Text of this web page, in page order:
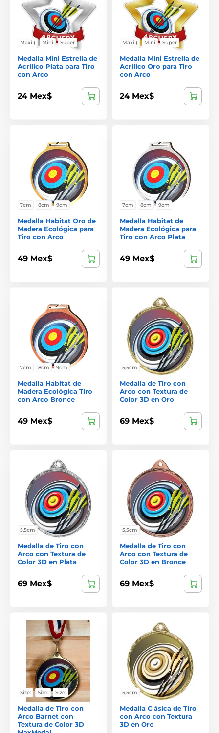
Maxi ( Mini Super
Medalla Mini Estrella de
Acrílico Plata para Tiro
con Arco
24 Mex$
Maxi ( Mini Super
Medalla Mini Estrella de
Acrílico Oro para Tiro
con Arco
24 Mex$
7cm 8cm 9cm
Medalla Habitat Oro de
Madera Ecológica para
Tiro con Arco
49 Mex$
7cm 8cm 9cm
Medalla Habitat de
Madera Ecológica para
Tiro con Arco Plata
49 Mex$
7cm 8cm 9cm
Medalla Habitat de
Madera Ecológica Tiro
con Arco Bronce
49 Mex$
5,5cm
Medalla de Tiro con
Arco con Textura de
Color 3D en Oro
69 Mex$
5,5cm
Medalla de Tiro con
Arco con Textura de
Color 3D en Plata
69 Mex$
5,5cm
Medalla de Tiro con
Arco con Textura de
Color 3D en Bronce
69 Mex$
Size: Size: Size:
Medalla de Tiro con
Arco Barnet con
Textura de Color 3D
5,5cm
Medalla Clásica de Tiro
con Arco con Textura
3D en Oro